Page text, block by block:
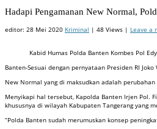
Hadapi Pengamanan New Normal,
editor: 28 Mei 2020 Kriminal | 48 Views | Leave a
Kabid Humas Polda Banten Kombes Pol
Banten-Sesuai dengan pernyataan Presiden RI
New Normal yang di maksudkan adalah
Menyikapi hal tersebut, Kapolda Banten Irjen Pol.
khususnya di wilayah Kabupaten Tangerang yang
“Polda Banten sudah merumuskan konsep